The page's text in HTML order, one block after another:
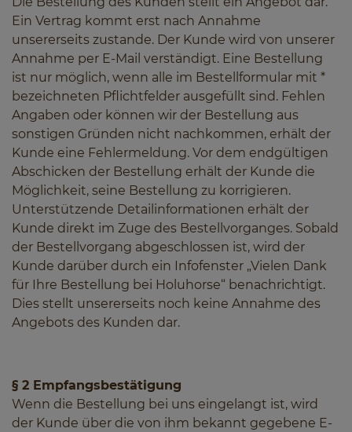
Ein Vertrag kommt erst nach Annahme
unsererseits zustande. Der Kunde wird von unserer
Annahme per E-Mail verständigt. Eine Bestellung
ist nur möglich, wenn alle im Bestellformular mit *
bezeichneten Pflichtfelder ausgefüllt sind. Fehlen
Angaben oder können wir der Bestellung aus
sonstigen Gründen nicht nachkommen, erhält der
Kunde eine Fehlermeldung. Vor dem endgültigen
Abschicken der Bestellung erhält der Kunde die
Möglichkeit, seine Bestellung zu korrigieren.
Unterstützende Detailinformationen erhält der
Kunde direkt im Zuge des Bestellvorganges. Sobald
der Bestellvorgang abgeschlossen ist, wird der
Kunde darüber durch ein Infofenster „Vielen Dank
für Ihre Bestellung bei Holuhorse“ benachrichtigt.
Dies stellt unsererseits noch keine Annahme des
Angebots des Kunden dar.
§ 2 Empfangsbestätigung
Wenn die Bestellung bei uns eingelangt ist, wird
der Kunde über die von ihm bekannt gegebene E-